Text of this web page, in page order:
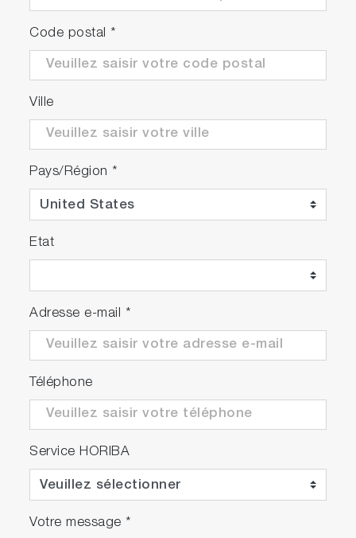
Code postal *
Ville
Pays/Région *
Etat
Adresse e-mail *
Téléphone
Service HORIBA
Votre message *